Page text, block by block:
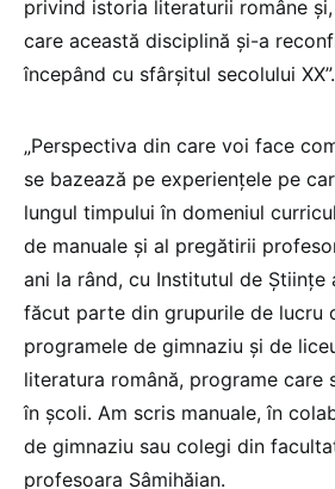
privind istoria literaturii române
care această disciplină și-a
începând cu sfârșitul secolului XX”.
„Perspectiva din care voi face
se bazează pe experiențele pe
lungul timpului în domeniul
de manuale și al pregătirii
ani la rând, cu Institutul de Științe
făcut parte din grupurile de lucru
programele de gimnaziu și de
literatura română, programe care
în școli. Am scris manuale, în
de gimnaziu sau colegi din
profesoara Sâmihăian.